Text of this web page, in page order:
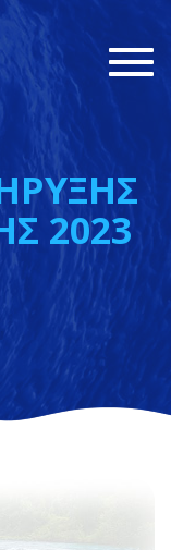
2023